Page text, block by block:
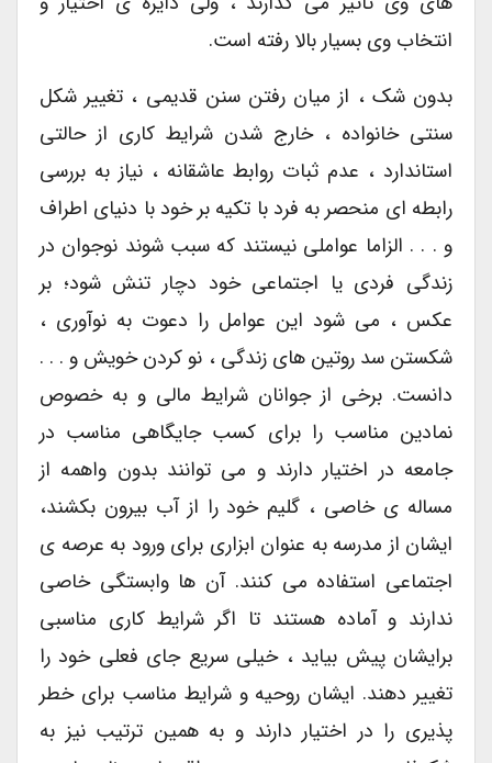
انتخاب وی بسیار بالا رفته است.
بدون شک ، از میان رفتن سنن قدیمی ، تغییر شکل
سنتی خانواده ، خارج شدن شرایط کاری از حالتی
استاندارد ، عدم ثبات روابط عاشقانه ، نیاز به بررسی
رابطه ای منحصر به فرد با تکیه بر خود با دنیای اطراف
و . . . الزاما عواملی نیستند که سبب شوند نوجوان در
زندگی فردی یا اجتماعی خود دچار تنش شود؛ بر
عکس ، می شود این عوامل را دعوت به نوآوری ،
شکستن سد روتین های زندگی ، نو کردن خویش و . . .
دانست. برخی از جوانان شرایط مالی و به خصوص
نمادین مناسب را برای کسب جایگاهی مناسب در
جامعه در اختیار دارند و می توانند بدون واهمه از
مساله ی خاصی ، گلیم خود را از آب بیرون بکشند،
ایشان از مدرسه به عنوان ابزاری برای ورود به عرصه ی
اجتماعی استفاده می کنند. آن ها وابستگی خاصی
ندارند و آماده هستند تا اگر شرایط کاری مناسبی
برایشان پیش بیاید ، خیلی سریع جای فعلی خود را
تغییر دهند. ایشان روحیه و شرایط مناسب برای خطر
پذیری را در اختیار دارند و به همین ترتیب نیز به